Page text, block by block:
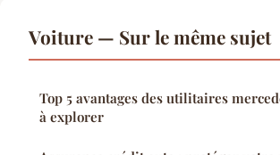
Voiture — Sur le même sujet
Top 5 avantages des utilitaires
à explorer